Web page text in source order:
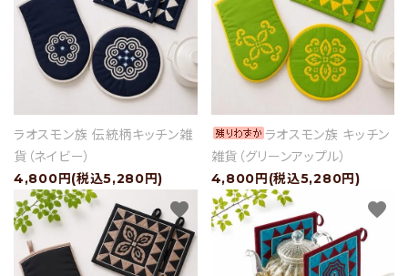
ラオスモン族 伝統柄キッチン雑
貨（ネイビー）
4,800円(税込5,280円)
ラオスモン族 キッチン
雑貨（グリーンアップル）
4,800円(税込5,280円)
favorite favorite